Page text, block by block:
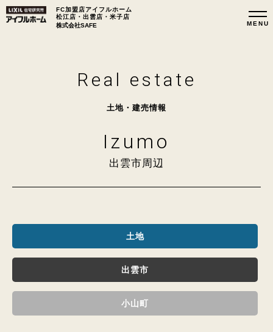
FC加盟店アイフルホーム
松江店・出雲店・米子店
株式会社SAFE
Real estate
土地・建売情報
Izumo
出雲市周辺
土地
出雲市
小山町